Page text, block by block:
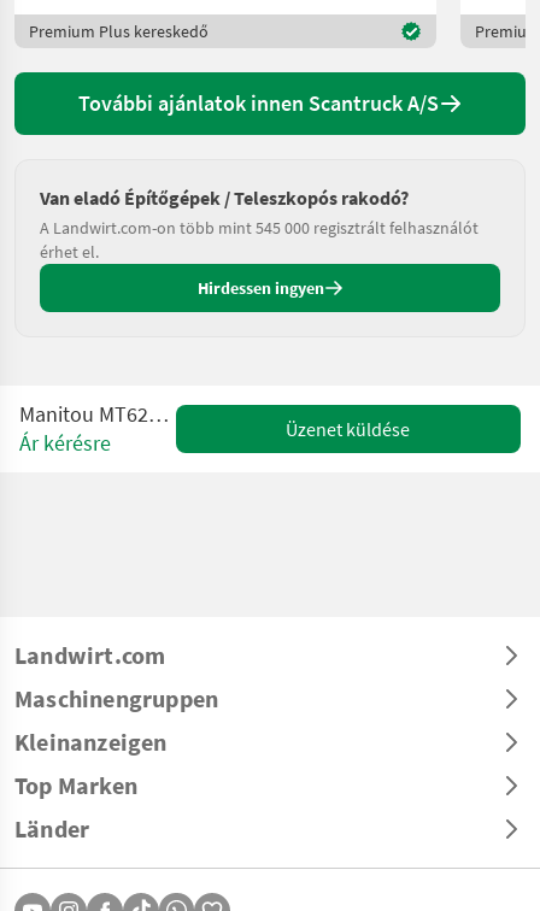
Premium Plus kereskedő
További ajánlatok innen Scantruck A/S
Van eladó Építőgépek / Teleszkopós rakodó?
A Landwirt.com-on több mint 545 000 regisztrált felhasználót
érhet el.
Hirdessen ingyen
Manitou MT625H Comfort
Ár kérésre
Üzenet küldése
Landwirt.com
Maschinengruppen
Kleinanzeigen
Top Marken
Länder